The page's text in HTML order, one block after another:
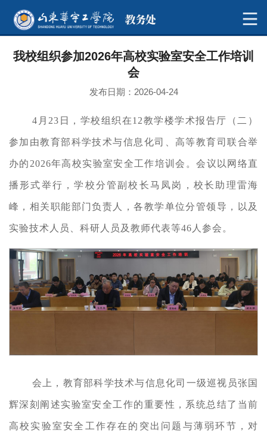
我校组织参加2026年高校实验室安全工作培训
会
发布日期：2026-04-24
4月23日，学校组织在12教学楼学术报告厅（二）
参加由教育部科学技术与信息化司、高等教育司联合举
办的2026年高校实验室安全工作培训会。会议以网络直
播形式举行，学校分管副校长马凤岗，校长助理雷海
峰，相关职能部门负责人，各教学单位分管领导，以及
实验技术人员、科研人员及教师代表等46人参会。
会上，教育部科学技术与信息化司一级巡视员张国
辉深刻阐述实验室安全工作的重要性，系统总结了当前
高校实验室安全工作存在的突出问题与薄弱环节，对